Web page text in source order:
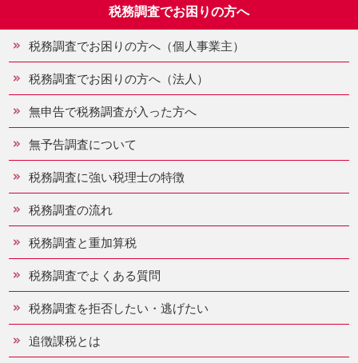
税務調査でお困りの方へ
税務調査でお困りの方へ（個人事業主）
税務調査でお困りの方へ（法人）
無申告で税務調査が入った方へ
無予告調査について
税務調査に強い税理士の特徴
税務調査の流れ
税務調査と重加算税
税務調査でよくある質問
税務調査を拒否したい・逃げたい
追徴課税とは